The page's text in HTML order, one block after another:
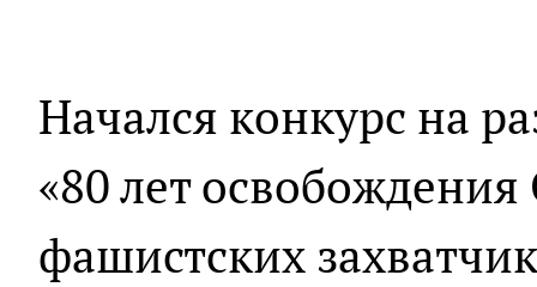
Начался конкурс на
«80 лет освобождения
фашистских